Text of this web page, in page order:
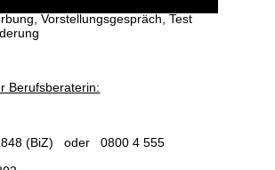
Vorstellungsgespräch, Test
Berufsberaterin:
(BiZ) oder 0800 4 555